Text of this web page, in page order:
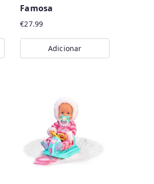
Famosa
€27.99
Adicionar